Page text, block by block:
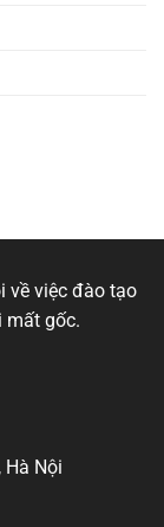
về việc đào tạo
mất gốc.
Nội